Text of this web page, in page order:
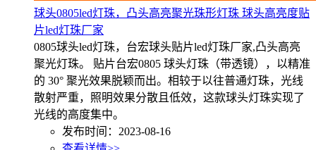
球头0805led灯珠，凸头高亮聚光珠形灯珠 球头高亮度贴
片led灯珠厂家
0805球头led灯珠，台宏球头贴片led灯珠厂家,凸头高亮
聚光灯珠。 贴片台宏0805 球头灯珠（带透镜），以精准
的 30° 聚光效果脱颖而出。相较于以往普通灯珠，光线
散射严重，照明效果分散且低效，这款球头灯珠实现了
光线的高度集中。
发布时间：2023-08-16